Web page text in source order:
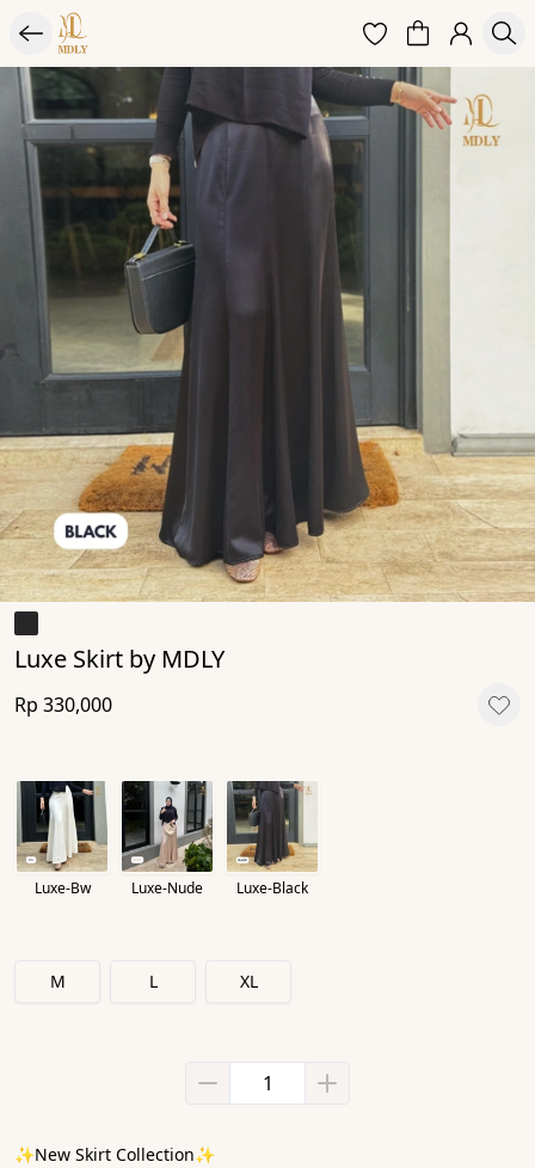
Luxe Skirt by MDLY
Rp 330,000
Luxe-Bw Luxe-Nude Luxe-Black
M L XL
✨New Skirt Collection✨